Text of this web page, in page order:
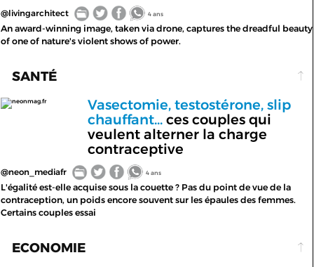
@livingarchitect 4 ans
An award-winning image, taken via drone, captures the dreadful beauty
of one of nature's violent shows of power.
SANTÉ
neonmag.fr
Vasectomie, testostérone, slip
chauffant...ces couples qui
veulent alterner la charge
contraceptive
@neon_mediafr 4 ans
L'égalité est-elle acquise sous la couette ? Pas du point de vue de la
contraception, un poids encore souvent sur les épaules des femmes.
Certains couples essai
ECONOMIE